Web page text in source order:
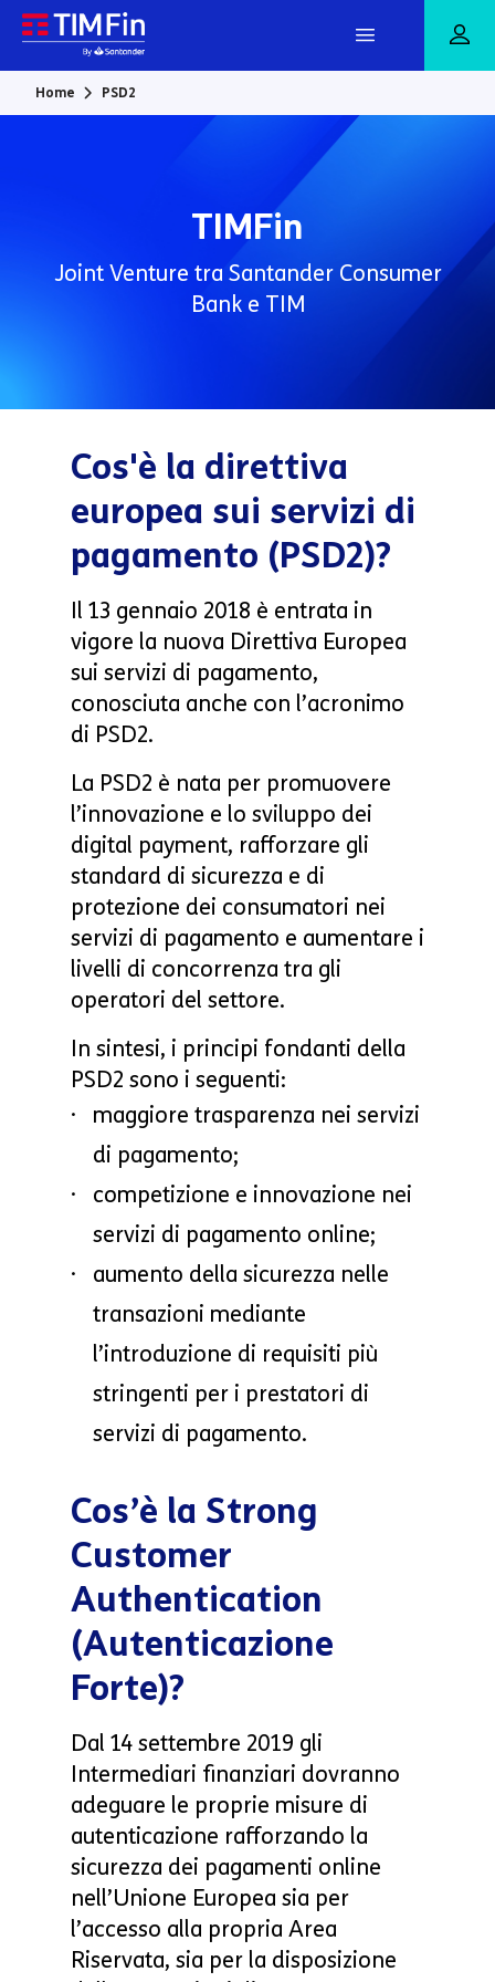
Vai al contenuto principale
Home PSD2
TIMFin
Joint Venture tra Santander Consumer
Bank e TIM
Cos'è la direttiva
europea sui servizi di
pagamento (PSD2)?
Il 13 gennaio 2018 è entrata in
vigore la nuova Direttiva Europea
sui servizi di pagamento,
conosciuta anche con l’acronimo
di PSD2.
La PSD2 è nata per promuovere
l’innovazione e lo sviluppo dei
digital payment, rafforzare gli
standard di sicurezza e di
protezione dei consumatori nei
servizi di pagamento e aumentare i
livelli di concorrenza tra gli
operatori del settore.
In sintesi, i principi fondanti della
PSD2 sono i seguenti:
maggiore trasparenza nei servizi
di pagamento;
competizione e innovazione nei
servizi di pagamento online;
aumento della sicurezza nelle
transazioni mediante
l’introduzione di requisiti più
stringenti per i prestatori di
servizi di pagamento.
Cos’è la Strong
Customer
Authentication
(Autenticazione
Forte)?
Dal 14 settembre 2019 gli
Intermediari finanziari dovranno
adeguare le proprie misure di
autenticazione rafforzando la
sicurezza dei pagamenti online
nell’Unione Europea sia per
l’accesso alla propria Area
Riservata, sia per la disposizione